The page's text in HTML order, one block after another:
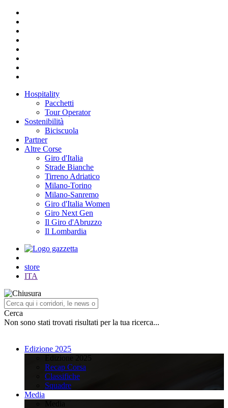
Hospitality
Pacchetti
Tour Operator
Sostenibilità
Biciscuola
Partner
Altre Corse
Giro d'Italia
Strade Bianche
Tirreno Adriatico
Milano-Torino
Milano-Sanremo
Giro d'Italia Women
Giro Next Gen
Il Giro d'Abruzzo
Il Lombardia
store
ITA
Cerca
Non sono stati trovati risultati per la tua ricerca...
Edizione 2025
Recap Corsa
Classifiche
Squadre
Media